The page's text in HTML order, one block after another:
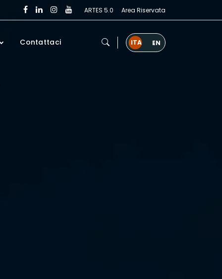
ARTES 5.0 Area Riservata
Contattaci